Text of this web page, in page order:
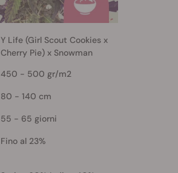
Y Life (Girl Scout Cookies x
Cherry Pie) x Snowman
450 - 500 gr/m2
80 - 140 cm
55 - 65 giorni
Fino al 23%